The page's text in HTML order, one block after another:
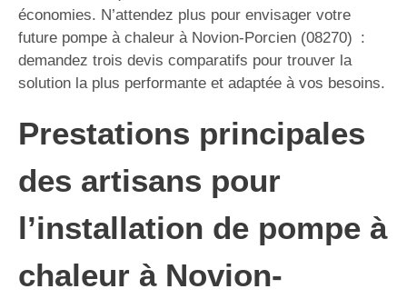
économies. N’attendez plus pour envisager votre
future pompe à chaleur à Novion-Porcien (08270) :
demandez trois devis comparatifs pour trouver la
solution la plus performante et adaptée à vos besoins.
Prestations principales
des artisans pour
l’installation de pompe à
chaleur à Novion-